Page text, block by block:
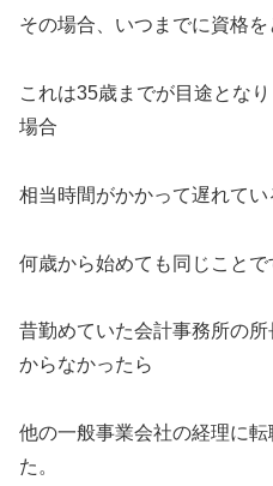
その場合、いつまでに資格を
これは35歳までが目途とな
場合
相当時間がかかって遅れてい
何歳から始めても同じことで
昔勤めていた会計事務所の
からなかったら
他の一般事業会社の経理に
た。